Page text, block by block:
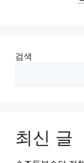
검색
최신 글